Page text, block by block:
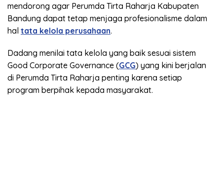
mendorong agar Perumda Tirta Raharja Kabupaten
Bandung dapat tetap menjaga profesionalisme dalam
hal tata kelola perusahaan.
Dadang menilai tata kelola yang baik sesuai sistem
Good Corporate Governance (GCG) yang kini berjalan
di Perumda Tirta Raharja penting karena setiap
program berpihak kepada masyarakat.